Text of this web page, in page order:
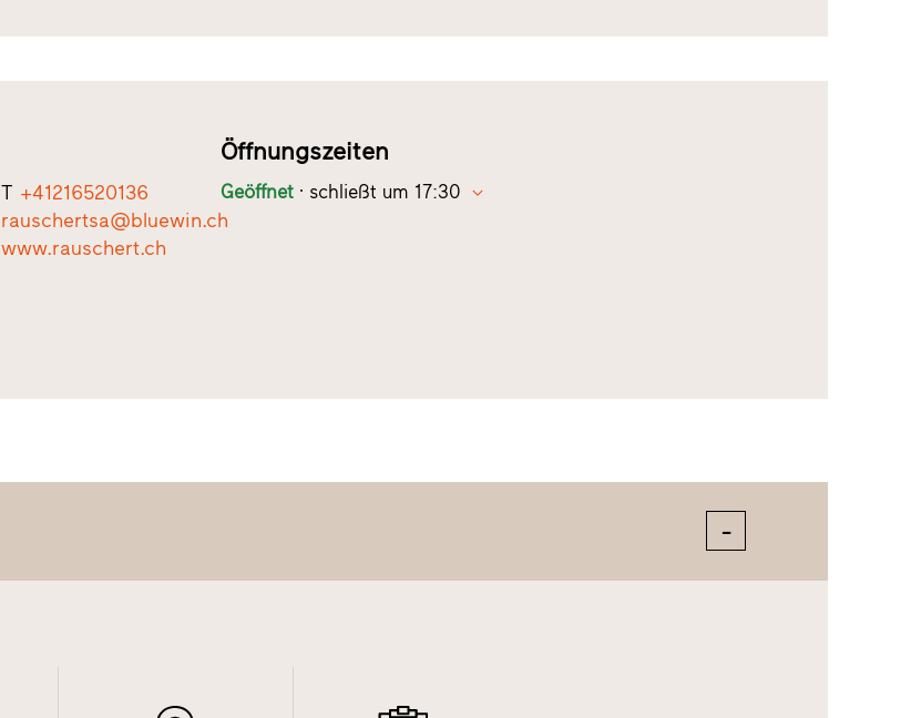
T +41216520136
rauschertsa@bluewin.ch
www.rauschert.ch
Öffnungszeiten
Geöffnet schließt um 17:30